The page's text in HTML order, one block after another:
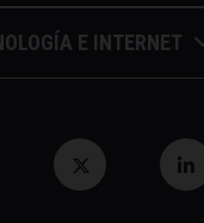
E INTERNET